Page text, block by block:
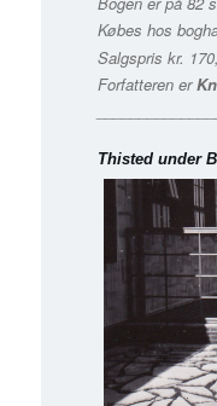
Købes hos
Salgspris kr.
Forfatteren er
Thisted under